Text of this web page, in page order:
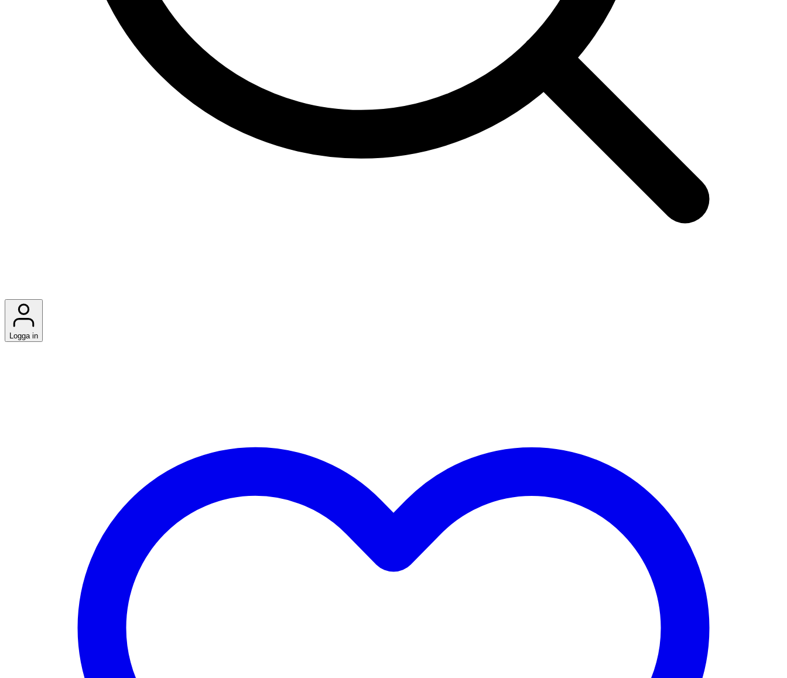
Logga in